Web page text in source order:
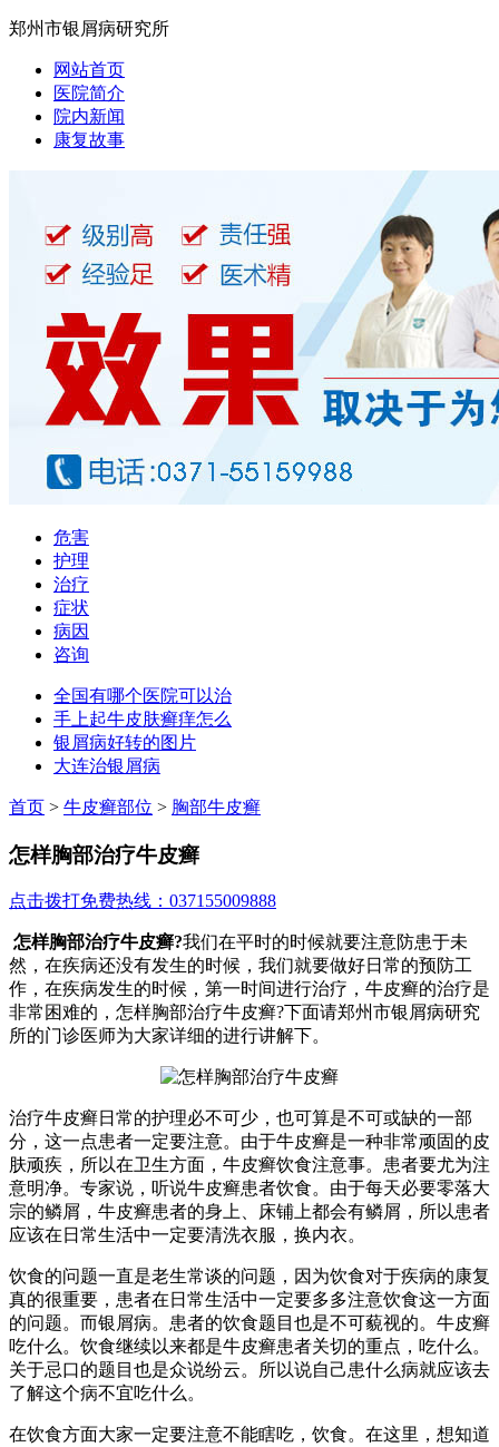
郑州市银屑病研究所
网站首页
医院简介
院内新闻
康复故事
危害
护理
治疗
症状
病因
咨询
全国有哪个医院可以治
手上起牛皮肤癣痒怎么
银屑病好转的图片
大连治银屑病
首页 > 牛皮癣部位 > 胸部牛皮癣
怎样胸部治疗牛皮癣
点击拨打免费热线：037155009888
怎样胸部治疗牛皮癣?我们在平时的时候就要注意防患于未
然，在疾病还没有发生的时候，我们就要做好日常的预防工
作，在疾病发生的时候，第一时间进行治疗，牛皮癣的治疗是
非常困难的，怎样胸部治疗牛皮癣?下面请郑州市银屑病研究
所的门诊医师为大家详细的进行讲解下。
治疗牛皮癣日常的护理必不可少，也可算是不可或缺的一部
分，这一点患者一定要注意。由于牛皮癣是一种非常顽固的皮
肤顽疾，所以在卫生方面，牛皮癣饮食注意事。患者要尤为注
意明净。专家说，听说牛皮癣患者饮食。由于每天必要零落大
宗的鳞屑，牛皮癣患者的身上、床铺上都会有鳞屑，所以患者
应该在日常生活中一定要清洗衣服，换内衣。
饮食的问题一直是老生常谈的问题，因为饮食对于疾病的康复
真的很重要，患者在日常生活中一定要多多注意饮食这一方面
的问题。而银屑病。患者的饮食题目也是不可藐视的。牛皮癣
吃什么。饮食继续以来都是牛皮癣患者关切的重点，吃什么。
关于忌口的题目也是众说纷云。所以说自己患什么病就应该去
了解这个病不宜吃什么。
在饮食方面大家一定要注意不能瞎吃，饮食。在这里，想知道